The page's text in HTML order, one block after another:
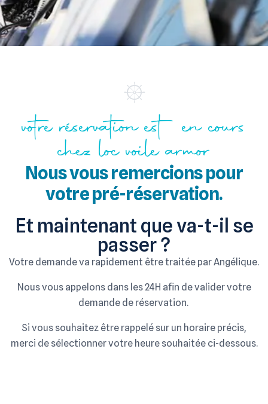
votre réservation est en cours
chez loc voile armor
Nous vous remercions pour
votre pré-réservation.
Et maintenant que va-t-il se
passer ?
Votre demande va rapidement être traitée par Angélique.
Nous vous appelons dans les 24H afin de valider votre
demande de réservation.
Si vous souhaitez être rappelé sur un horaire précis,
merci de sélectionner votre heure souhaitée ci-dessous.